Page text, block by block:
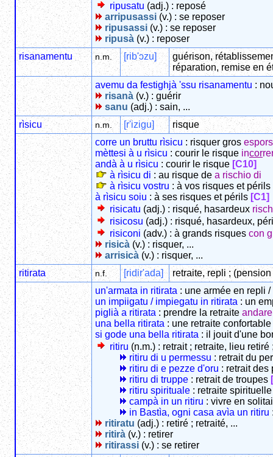
ripusatu (adj.) : reposé
arripusassi (v.) : se reposer
ripusassi (v.) : se reposer
ripusà (v.) : reposer
risanamentu
n.m. [rib'ɔzu]
guérison,
réparation, remise en
avemu da festighjà 'ssu risanamentu :
risanà (v.) : guérir
sanu (adj.) : sain, ...
rìsicu
n.m. [r'izigu]
risque
corre un bruttu rìsicu : risquer gros
mèttesi à u rìsicu : courir le risque incor
andà à u rìsicu : courir le risque [C10]
à rìsicu di : au risque de a rischio di
à rìsicu vostru : à vos risques et périls
à rìsicu soiu : à ses risques et périls [C1]
risicatu (adj.) : risqué, hasardeux
risicosu (adj.) : risqué, hasardeux,
risiconi (adv.) : à grands risques con
risicà (v.) : risquer, ...
arrisicà (v.) : risquer, ...
ritirata
n.f. [ridir'ada]
retraite, repli ;
un'armata in ritirata : une armée en repli
un impiigatu / impiegatu in ritirata : un
piglià a ritirata : prendre la retraite
una bella ritirata : une retraite
si gode una bella ritirata : il jouit d'une
ritiru (n.m.) : retrait ; retraite, lieu
ritiru di u permessu : retrait du
ritiru di e pezze d'oru : retrait
ritiru di truppe : retrait de troupes
ritiru spirituale : retraite
campà in un ritiru : vivre en
in Bastìa, ogni casa avìa un ritiru
ritiratu (adj.) : retiré ; retraité, ...
ritirà (v.) : retirer
ritirassi (v.) : se retirer